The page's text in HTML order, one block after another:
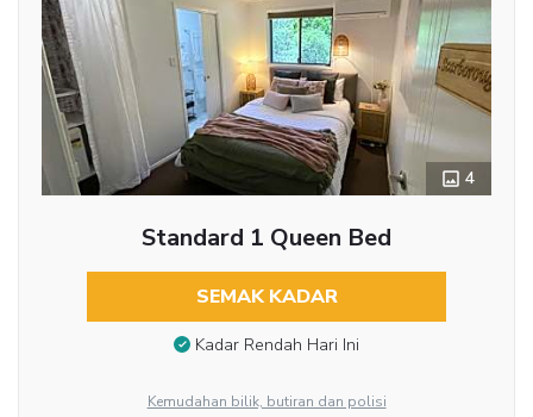
4
Standard 1 Queen Bed
SEMAK KADAR
Kadar Rendah Hari Ini
Kemudahan bilik, butiran dan polisi